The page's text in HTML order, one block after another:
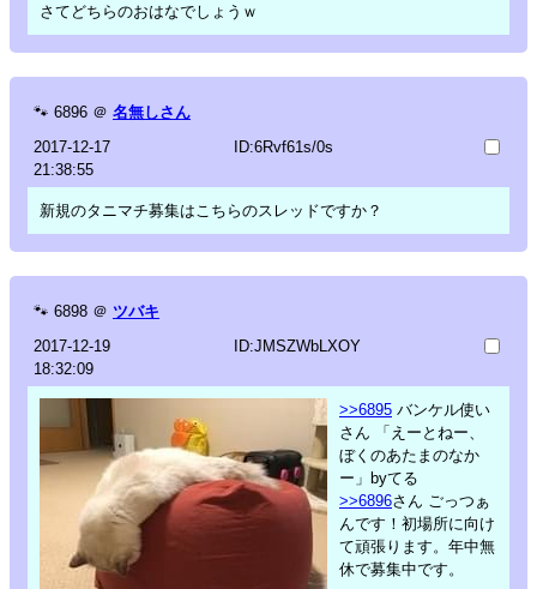
さてどちらのおはなでしょうｗ
🐾 6896 ＠ 名無しさん
2017-12-17
21:38:55
ID:6Rvf61s/0s
新規のタニマチ募集はこちらのスレッドですか？
🐾 6898 ＠ ツバキ
2017-12-19
18:32:09
ID:JMSZWbLXOY
>>6895 バンケル使い
さん 「えーとねー、
ぼくのあたまのなか
ー」byてる
>>6896さん ごっつぁ
んです！初場所に向け
て頑張ります。年中無
休で募集中です。